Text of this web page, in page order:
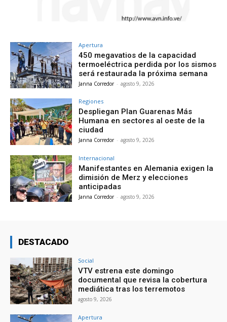
Apertura
450 megavatios de la capacidad
termoeléctrica perdida por los sismos
será restaurada la próxima semana
Janna Corredor - agosto 9, 2026
Regiones
Despliegan Plan Guarenas Más
Humana en sectores al oeste de la
ciudad
Janna Corredor - agosto 9, 2026
Internacional
Manifestantes en Alemania exigen la
dimisión de Merz y elecciones
anticipadas
Janna Corredor - agosto 9, 2026
DESTACADO
Social
VTV estrena este domingo
documental que revisa la cobertura
mediática tras los terremotos
agosto 9, 2026
Apertura